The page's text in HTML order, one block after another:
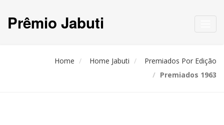
Prêmio Jabuti
Home Home Jabuti
Premiados Por Edição
Premiados 1963